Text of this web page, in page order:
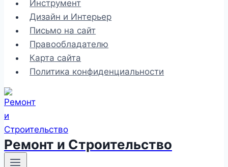
Инструмент
Дизайн и Интерьер
Письмо на сайт
Правообладателю
Карта сайта
Политика конфиденциальности
Ремонт и Строительство